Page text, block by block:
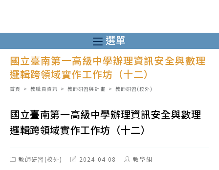
至
主
選單
國立臺南第一高級中學辦理資訊安全與數理
邏輯跨領域實作工作坊（十二）
首頁 > 教職員資訊 > 教師研習與計畫 > 教師研習(校外)
國立臺南第一高級中學辦理資訊安全與數理
邏輯跨領域實作工作坊（十二）
Post教師研習(校外)
Post2024-04-08
Post教學組